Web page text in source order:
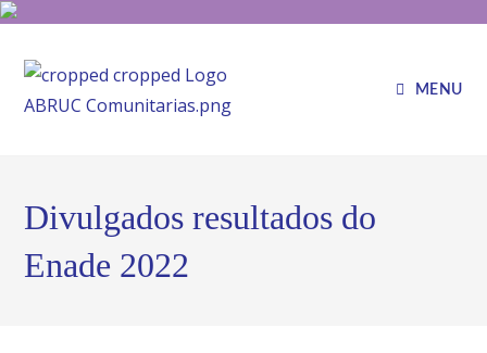
MENU
Divulgados resultados do
Enade 2022